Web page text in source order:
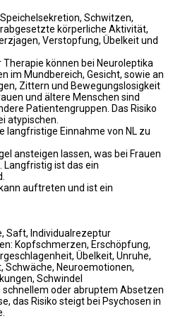
Schwitzen,
körperliche Aktivität,
Verstopfung, Übelkeit und
können bei Neuroleptika
im Mundbereich, Gesicht, sowie an
Zittern und Bewegungslosigkeit
und ältere Menschen sind
Patientengruppen. Das Risiko
atypischen.
langfristige Einnahme von NL zu
ansteigen lassen, was bei Frauen
Langfristig ist das ein
auftreten und ist ein
Saft, Individualrezeptur
Kopfschmerzen, Erschöpfung,
Übelkeit, Unruhe,
Schwäche, Neuroemotionen,
Schwindel
oder abruptem Absetzen
das Risiko steigt bei Psychosen in